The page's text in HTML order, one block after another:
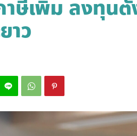
ษีเพิ่ม ลงทุนตั้
าว